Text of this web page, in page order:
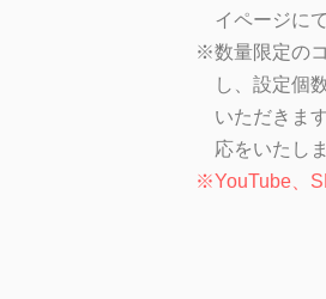
イページに
※数量限定の
し、設定個
いただきま
応をいたし
※YouTube、